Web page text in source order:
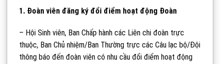
1. Đoàn viên đăng ký đổi điểm hoạt động Đoàn
– Hội Sinh viên, Ban Chấp hành các Liên chi đoàn trực
thuộc, Ban Chủ nhiệm/Ban Thường trực các Câu lạc bộ/Đội
thông báo đến đoàn viên có nhu cầu đổi điểm hoạt động